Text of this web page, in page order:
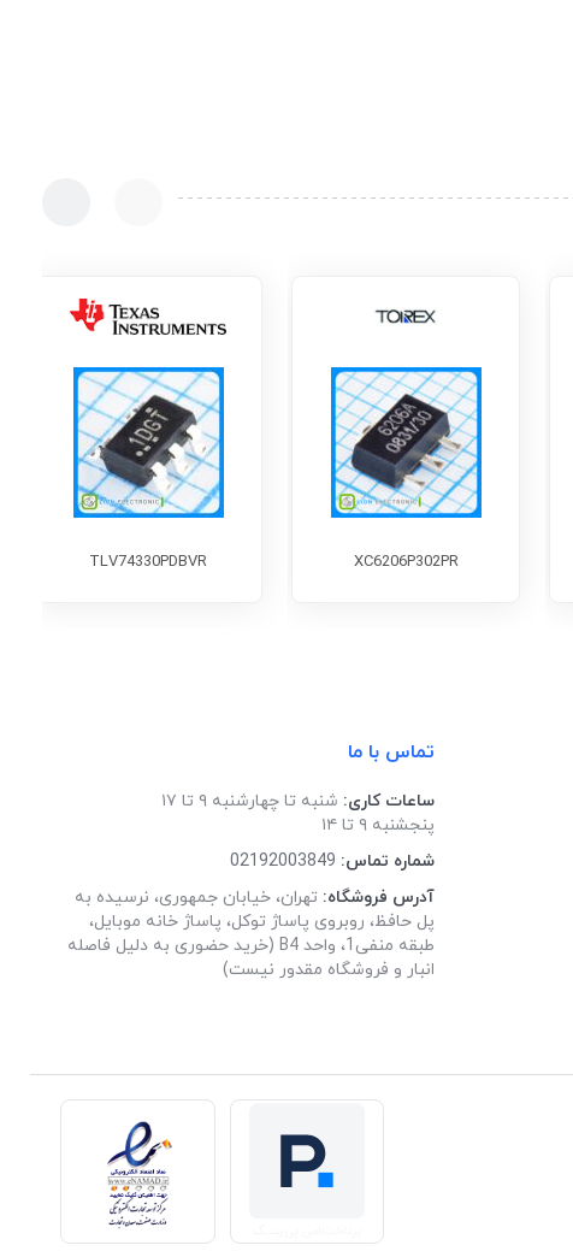
XC6206P302PR
TLV74330PDBVR
تماس با ما
ساعات کاری: شنبه تا چهارشنبه ۹ تا ۱۷
پنجشنبه ۹ تا ۱۴
شماره تماس: 02192003849
آدرس فروشگاه: تهران، خیابان جمهوری، نرسیده به
پل حافظ، روبروی پاساژ توکل، پاساژ خانه موبایل،
طبقه منفی1، واحد B4 (خرید حضوری به دلیل فاصله
انبار و فروشگاه مقدور نیست)